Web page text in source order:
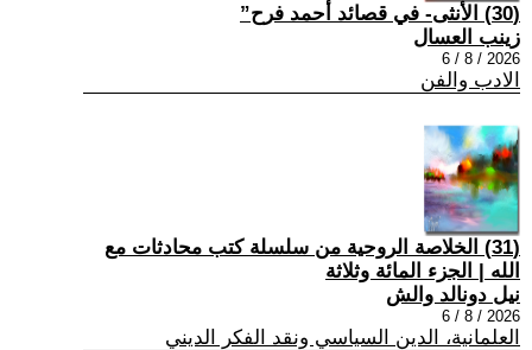
(30) الأنثى- في قصائد أحمد فرح”
زينب العسال
2026 / 8 / 6
الادب والفن
(31) الخلاصة الروحية من سلسلة كتب محادثات مع
الله | الجزء المائة وثلاثة
نيل دونالد والش
2026 / 8 / 6
العلمانية، الدين السياسي ونقد الفكر الديني